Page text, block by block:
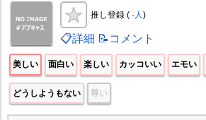
推し登録 ( -人)
📋詳細 📝コメント
美しい 面白い 楽しい カッコいい エモい
どうしようもない 尊い